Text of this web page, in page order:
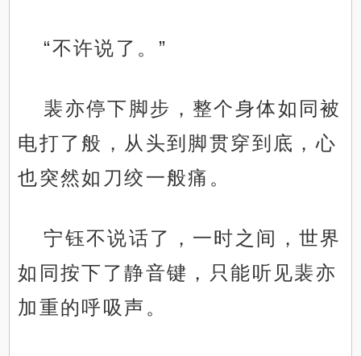
“不许说了。”
裴亦停下脚步，整个身体如同被
电打了般，从头到脚贯穿到底，心
也突然如刀绞一般痛。
宁钰不说话了，一时之间，世界
如同按下了静音键，只能听见裴亦
加重的呼吸声。